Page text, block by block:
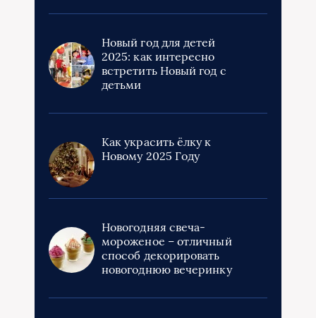
Новый год для детей
2025: как интересно
встретить Новый год с
детьми
Как украсить ёлку к
Новому 2025 Году
Новогодняя свеча-
мороженое – отличный
способ декорировать
новогоднюю вечеринку